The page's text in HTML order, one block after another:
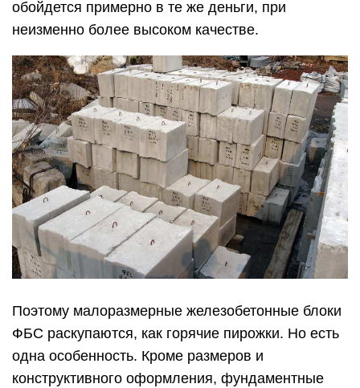
обойдется примерно в те же деньги, при
неизменно более высоком качестве.
Поэтому малоразмерные железобетонные блоки
ФБС раскупаются, как горячие пирожки. Но есть
одна особенность. Кроме размеров и
конструктивного оформления, фундаментные